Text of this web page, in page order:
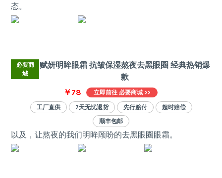
态。
必要商
城
赋妍明眸眼霜 抗皱保湿熬夜去黑眼圈 经典热销爆
款
￥78
立即前往 必要商城 >>
工厂直供 7天无忧退货 先行赔付
超时赔偿
顺丰包邮
以及，让熬夜的我们明眸顾盼的去黑眼圈眼霜。